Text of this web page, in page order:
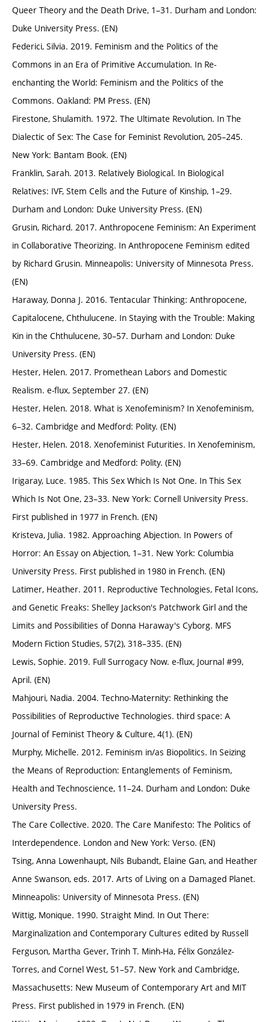
Queer Theory and the Death Drive, 1–31. Durham and London:
Duke University Press. (EN)
Federici, Silvia. 2019. Feminism and the Politics of the
Commons in an Era of Primitive Accumulation. In Re-
enchanting the World: Feminism and the Politics of the
Commons. Oakland: PM Press. (EN)
Firestone, Shulamith. 1972. The Ultimate Revolution. In The
Dialectic of Sex: The Case for Feminist Revolution, 205–245.
New York: Bantam Book. (EN)
Franklin, Sarah. 2013. Relatively Biological. In Biological
Relatives: IVF, Stem Cells and the Future of Kinship, 1–29.
Durham and London: Duke University Press. (EN)
Grusin, Richard. 2017. Anthropocene Feminism: An Experiment
in Collaborative Theorizing. In Anthropocene Feminism edited
by Richard Grusin. Minneapolis: University of Minnesota Press.
(EN)
Haraway, Donna J. 2016. Tentacular Thinking: Anthropocene,
Capitalocene, Chthulucene. In Staying with the Trouble: Making
Kin in the Chthulucene, 30–57. Durham and London: Duke
University Press. (EN)
Hester, Helen. 2017. Promethean Labors and Domestic
Realism. e-flux, September 27. (EN)
Hester, Helen. 2018. What is Xenofeminism? In Xenofeminism,
6–32. Cambridge and Medford: Polity. (EN)
Hester, Helen. 2018. Xenofeminist Futurities. In Xenofeminism,
33–69. Cambridge and Medford: Polity. (EN)
Irigaray, Luce. 1985. This Sex Which Is Not One. In This Sex
Which Is Not One, 23–33. New York: Cornell University Press.
First published in 1977 in French. (EN)
Kristeva, Julia. 1982. Approaching Abjection. In Powers of
Horror: An Essay on Abjection, 1–31. New York: Columbia
University Press. First published in 1980 in French. (EN)
Latimer, Heather. 2011. Reproductive Technologies, Fetal Icons,
and Genetic Freaks: Shelley Jackson's Patchwork Girl and the
Limits and Possibilities of Donna Haraway's Cyborg. MFS
Modern Fiction Studies, 57(2), 318–335. (EN)
Lewis, Sophie. 2019. Full Surrogacy Now. e-flux, Journal #99,
April. (EN)
Mahjouri, Nadia. 2004. Techno-Maternity: Rethinking the
Possibilities of Reproductive Technologies. third space: A
Journal of Feminist Theory & Culture, 4(1). (EN)
Murphy, Michelle. 2012. Feminism in/as Biopolitics. In Seizing
the Means of Reproduction: Entanglements of Feminism,
Health and Technoscience, 11–24. Durham and London: Duke
University Press.
The Care Collective. 2020. The Care Manifesto: The Politics of
Interdependence. London and New York: Verso. (EN)
Tsing, Anna Lowenhaupt, Nils Bubandt, Elaine Gan, and Heather
Anne Swanson, eds. 2017. Arts of Living on a Damaged Planet.
Minneapolis: University of Minnesota Press. (EN)
Wittig, Monique. 1990. Straight Mind. In Out There:
Marginalization and Contemporary Cultures edited by Russell
Ferguson, Martha Gever, Trinh T. Minh-Ha, Félix González-
Torres, and Cornel West, 51–57. New York and Cambridge,
Massachusetts: New Museum of Contemporary Art and MIT
Press. First published in 1979 in French. (EN)